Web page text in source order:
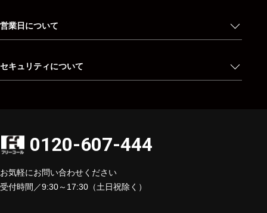
営業日について
セキュリティについて
0120-607-444
お気軽にお問い合わせください
受付時間／9:30～17:30（土日祝除く）